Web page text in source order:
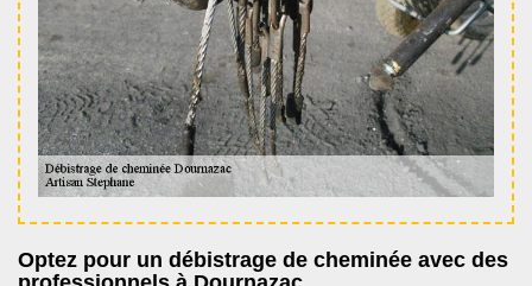
Optez pour un débistrage de cheminée avec des